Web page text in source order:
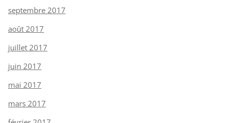
septembre 2017
août 2017
juillet 2017
juin 2017
mai 2017
mars 2017